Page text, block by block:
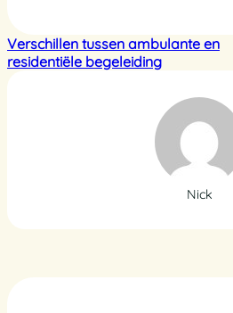
Verschillen tussen ambulante en
residentiële begeleiding
Nick